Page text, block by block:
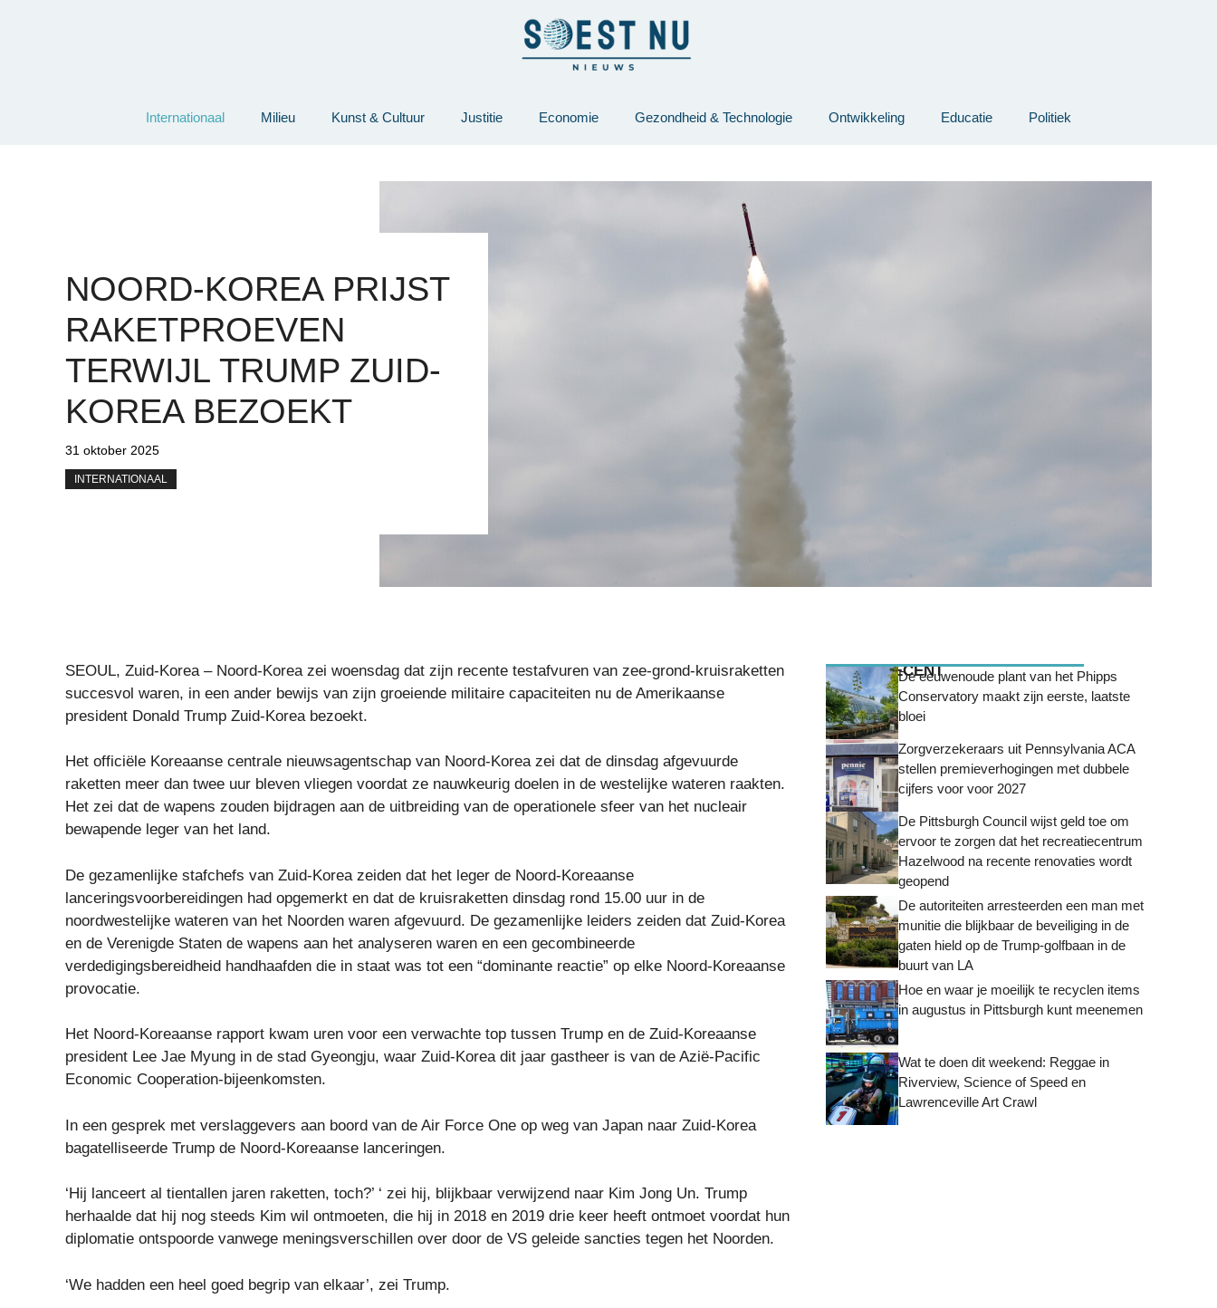
Internationaal Milieu Kunst & Cultuur Justitie Economie Gezondheid & Technologie Ontwikkeling Educatie Politiek
NOORD-KOREA PRIJST
RAKETPROEVEN
TERWIJL TRUMP ZUID-
KOREA BEZOEKT
31 oktober 2025
INTERNATIONAAL
SEOUL, Zuid-Korea – Noord-Korea zei woensdag dat zijn recente testafvuren van zee-grond-kruisraketten
succesvol waren, in een ander bewijs van zijn groeiende militaire capaciteiten nu de Amerikaanse
president Donald Trump Zuid-Korea bezoekt.
Het officiële Koreaanse centrale nieuwsagentschap van Noord-Korea zei dat de dinsdag afgevuurde
raketten meer dan twee uur bleven vliegen voordat ze nauwkeurig doelen in de westelijke wateren raakten.
Het zei dat de wapens zouden bijdragen aan de uitbreiding van de operationele sfeer van het nucleair
bewapende leger van het land.
De gezamenlijke stafchefs van Zuid-Korea zeiden dat het leger de Noord-Koreaanse
lanceringsvoorbereidingen had opgemerkt en dat de kruisraketten dinsdag rond 15.00 uur in de
noordwestelijke wateren van het Noorden waren afgevuurd. De gezamenlijke leiders zeiden dat Zuid-Korea
en de Verenigde Staten de wapens aan het analyseren waren en een gecombineerde
verdedigingsbereidheid handhaafden die in staat was tot een “dominante reactie” op elke Noord-Koreaanse
provocatie.
Het Noord-Koreaanse rapport kwam uren voor een verwachte top tussen Trump en de Zuid-Koreaanse
president Lee Jae Myung in de stad Gyeongju, waar Zuid-Korea dit jaar gastheer is van de Azië-Pacific
Economic Cooperation-bijeenkomsten.
In een gesprek met verslaggevers aan boord van de Air Force One op weg van Japan naar Zuid-Korea
bagatelliseerde Trump de Noord-Koreaanse lanceringen.
‘Hij lanceert al tientallen jaren raketten, toch?’ ‘ zei hij, blijkbaar verwijzend naar Kim Jong Un. Trump
herhaalde dat hij nog steeds Kim wil ontmoeten, die hij in 2018 en 2019 drie keer heeft ontmoet voordat hun
diplomatie ontspoorde vanwege meningsverschillen over door de VS geleide sancties tegen het Noorden.
‘We hadden een heel goed begrip van elkaar’, zei Trump.
MEEST RECENTDe eeuwenoude plant van het Phipps
Conservatory maakt zijn eerste, laatste
bloei
Zorgverzekeraars uit Pennsylvania ACA
stellen premieverhogingen met dubbele
cijfers voor voor 2027
De Pittsburgh Council wijst geld toe om
ervoor te zorgen dat het recreatiecentrum
Hazelwood na recente renovaties wordt
geopend
De autoriteiten arresteerden een man met
munitie die blijkbaar de beveiliging in de
gaten hield op de Trump-golfbaan in de
buurt van LA
Hoe en waar je moeilijk te recyclen items
in augustus in Pittsburgh kunt meenemen
Wat te doen dit weekend: Reggae in
Riverview, Science of Speed ​​en
Lawrenceville Art Crawl